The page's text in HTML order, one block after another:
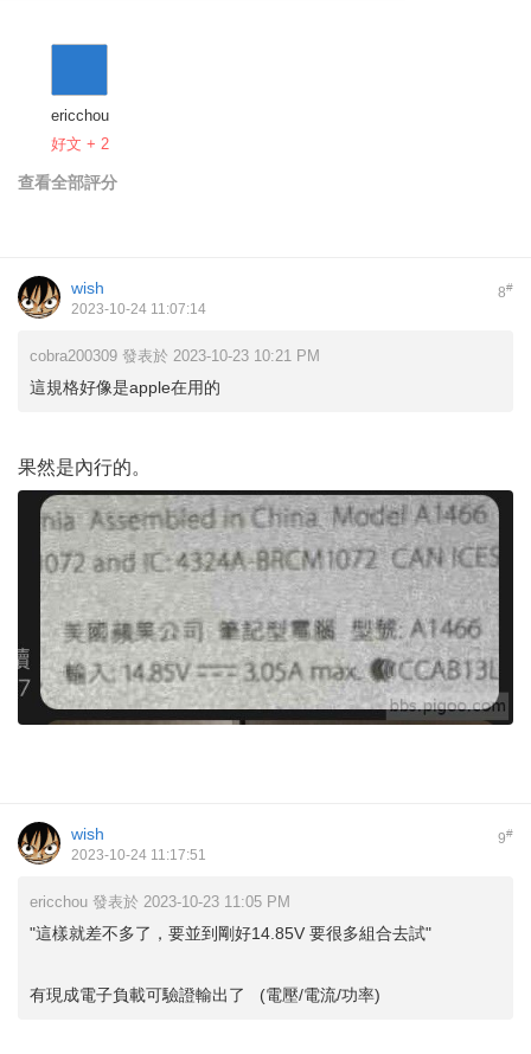
ericchou
好文 + 2
查看全部評分
8#
wish
2023-10-24 11:07:14
cobra200309 發表於 2023-10-23 10:21 PM
這規格好像是apple在用的
果然是內行的。
9#
wish
2023-10-24 11:17:51
ericchou 發表於 2023-10-23 11:05 PM
"這樣就差不多了，要並到剛好14.85V 要很多組合去試"
有現成電子負載可驗證輸出了 (電壓/電流/功率)